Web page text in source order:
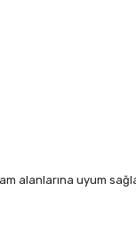
alanlarına uyum